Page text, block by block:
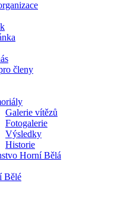
členy
Galerie vítězů
Fotogalerie
Výsledky
Historie
Horní Bělá
Bělé